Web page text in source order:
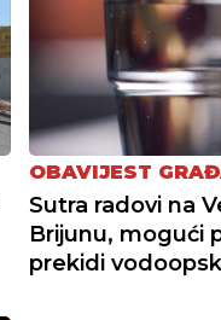
OBAVIJEST
Sutra radovi na
Brijunu, mogući
prekidi